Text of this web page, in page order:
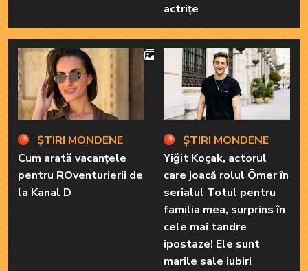
ȘTIRI MONDENE
Cum arată vacanțele
pentru ROventurierii de
la Kanal D
actrițe
ȘTIRI MONDENE
Yiğit Koçak, actorul
care joacă rolul Ömer în
serialul Totul pentru
familia mea, surprins în
cele mai tandre
ipostaze! Ele sunt
marile sale iubiri